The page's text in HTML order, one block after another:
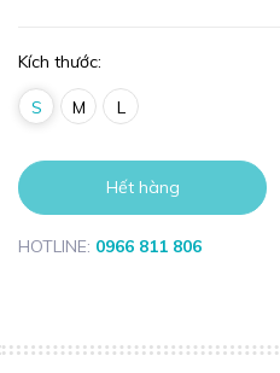
Kích thước:
S M L
Hết hàng
HOTLINE: 0966 811 806